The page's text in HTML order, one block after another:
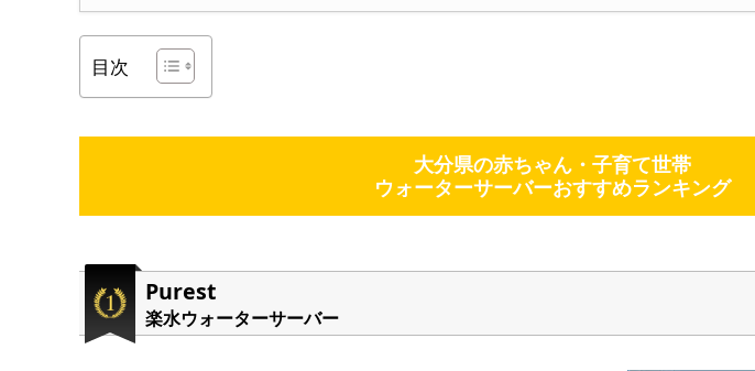
目次
大分県の赤ちゃん・子育て世帯
ウォーターサーバーおすすめランキング
Purest
楽水ウォーターサーバー